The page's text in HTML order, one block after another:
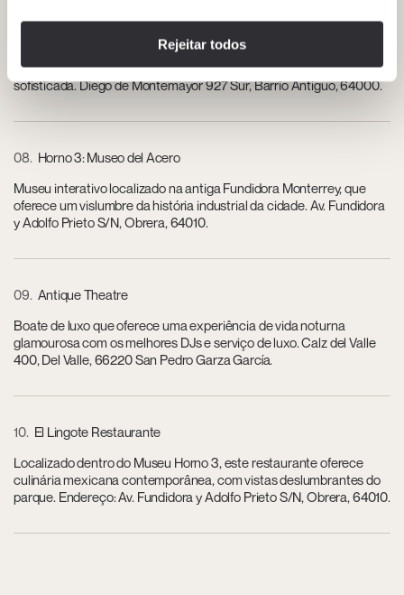
Rejeitar todos
07 Café Iguana
Um local lendário para música ao vivo e apresentações, oferecendo
uma mistura de artistas locais e internacionais em uma atmosfera
sofisticada. Diego de Montemayor 927 Sur, Barrio Antiguo, 64000.
08 Horno 3: Museo del Acero
Museu interativo localizado na antiga Fundidora Monterrey, que
oferece um vislumbre da história industrial da cidade. Av. Fundidora
y Adolfo Prieto S/N, Obrera, 64010.
09 Antique Theatre
Boate de luxo que oferece uma experiência de vida noturna
glamourosa com os melhores DJs e serviço de luxo. Calz del Valle
400, Del Valle, 66220 San Pedro Garza García.
10 El Lingote Restaurante
Localizado dentro do Museu Horno 3, este restaurante oferece
culinária mexicana contemporânea, com vistas deslumbrantes do
parque. Endereço: Av. Fundidora y Adolfo Prieto S/N, Obrera, 64010.